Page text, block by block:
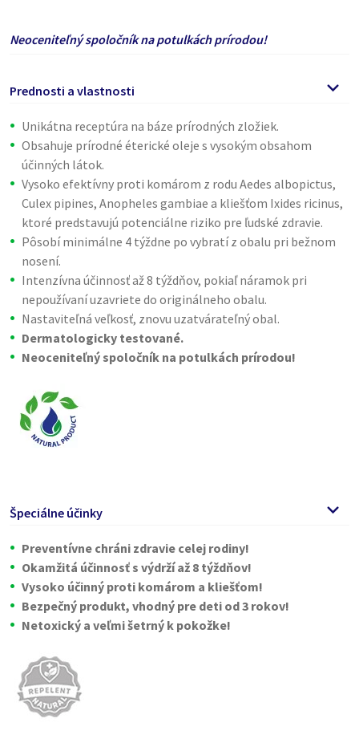
Neoceniteľný spoločník na potulkách prírodou!
Prednosti a vlastnosti
Unikátna receptúra na báze prírodných zložiek.
Obsahuje prírodné éterické oleje s vysokým obsahom
účinných látok.
Vysoko efektívny proti komárom z rodu Aedes albopictus,
Culex pipines, Anopheles gambiae a kliešťom Ixides ricinus,
ktoré predstavujú potenciálne riziko pre ľudské zdravie.
Pôsobí minimálne 4 týždne po vybratí z obalu pri bežnom
nosení.
Intenzívna účinnosť až 8 týždňov, pokiaľ náramok pri
nepoužívaní uzavriete do originálneho obalu.
Nastaviteľná veľkosť, znovu uzatvárateľný obal.
Dermatologicky testované.
Neoceniteľný spoločník na potulkách prírodou!
Špeciálne účinky
Preventívne chráni zdravie celej rodiny!
Okamžitá účinnosť s výdrží až 8 týždňov!
Vysoko účinný proti komárom a kliešťom!
Bezpečný produkt, vhodný pre deti od 3 rokov!
Netoxický a veľmi šetrný k pokožke!